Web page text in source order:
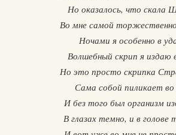
Но оказалось, что скала
Во мне самой
Ночами я особенно в
Волшебный скрип я издаю
Но это просто скрипка
Сама собой пиликает во
И без того был организм
В глазах темно, и в голове